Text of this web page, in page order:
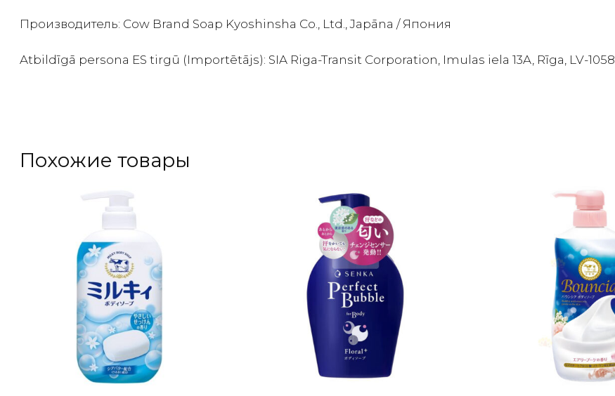
Производитель: Cow Brand Soap Kyoshinsha Co., Ltd., Japāna / Япония
Atbildīgā persona ES tirgū (Importētājs): SIA Riga-Transit Corporation, Imulas iela 13A, Rīga, LV-1058,
Похожие товары